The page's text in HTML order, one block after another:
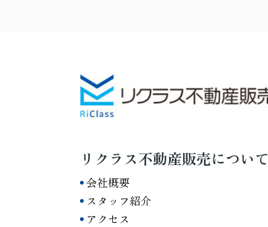
リクラス不動産販売について
会社概要
スタッフ紹介
アクセス